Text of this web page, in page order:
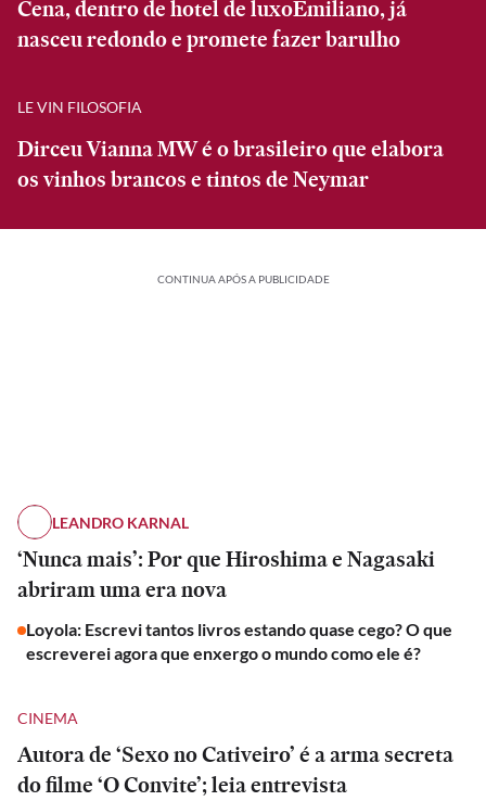
Cena, dentro de hotel de luxoEmiliano, já
nasceu redondo e promete fazer barulho
LE VIN FILOSOFIA
Dirceu Vianna MW é o brasileiro que elabora
os vinhos brancos e tintos de Neymar
CONTINUA APÓS A PUBLICIDADE
LEANDRO KARNAL
‘Nunca mais’: Por que Hiroshima e Nagasaki
abriram uma era nova
Loyola: Escrevi tantos livros estando quase cego? O que
escreverei agora que enxergo o mundo como ele é?
CINEMA
Autora de ‘Sexo no Cativeiro’ é a arma secreta
do filme ‘O Convite’; leia entrevista